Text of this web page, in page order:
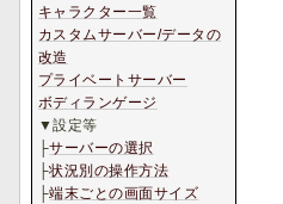
キャラクター一覧
カスタムサーバー/データの
改造
プライベートサーバー
ボディランゲージ
▼設定等
├サーバーの選択
├状況別の操作方法
├端末ごとの画面サイズ